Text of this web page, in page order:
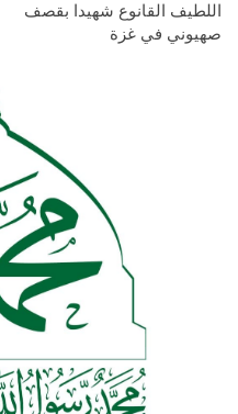
اللطيف القانوع شهيدا بقصف
صهيوني في غزة